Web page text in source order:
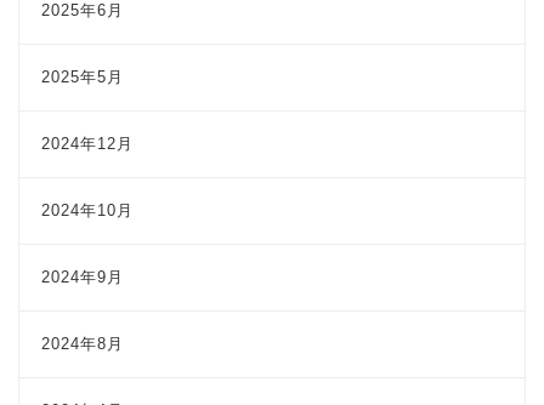
2025年6月
2025年5月
2024年12月
2024年10月
2024年9月
2024年8月